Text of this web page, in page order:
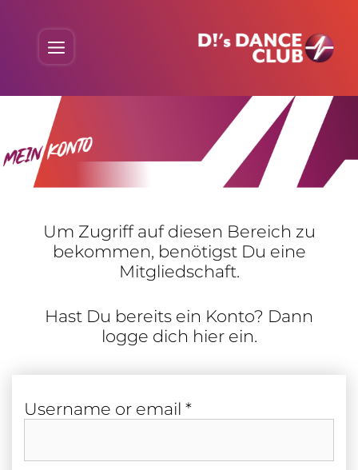
content
Um Zugriff auf diesen Bereich zu
bekommen, benö­tigst Du eine
Mitgliedschaft.
Hast Du bereits ein Konto? Dann
logge dich hier ein.
User­name or email *Required